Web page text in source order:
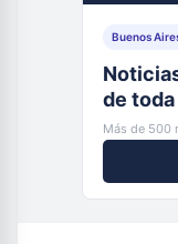
Buenos
de
Más de 500